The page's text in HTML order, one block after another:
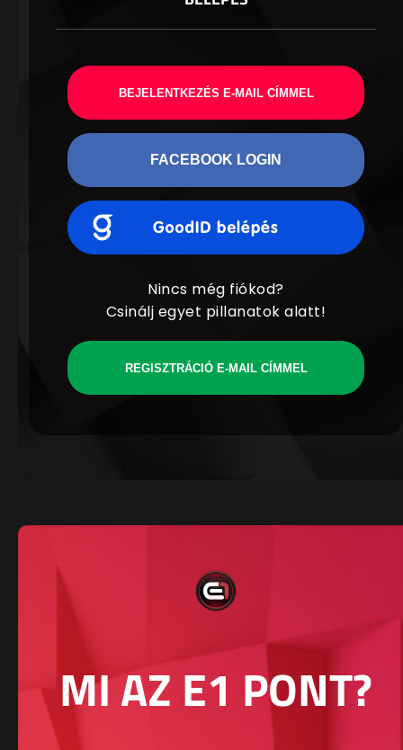
BEJELENTKEZÉS E-MAIL CÍMMEL
FACEBOOK LOGIN
Nincs még fiókod?
Csinálj egyet pillanatok alatt!
REGISZTRÁCIÓ E-MAIL CÍMMEL
MI AZ E1 PONT?